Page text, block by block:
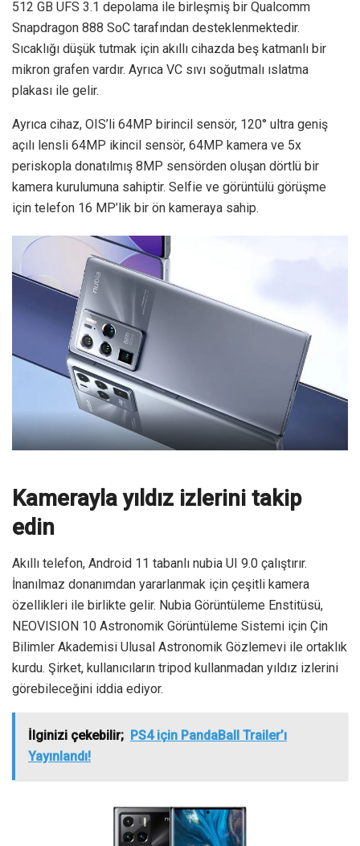
512 GB UFS 3.1 depolama ile birleşmiş bir Qualcomm
Snapdragon 888 SoC tarafından desteklenmektedir.
Sıcaklığı düşük tutmak için akıllı cihazda beş katmanlı bir
mikron grafen vardır. Ayrıca VC sıvı soğutmalı ıslatma
plakası ile gelir.
Ayrıca cihaz, OIS’li 64MP birincil sensör, 120° ultra geniş
açılı lensli 64MP ikincil sensör, 64MP kamera ve 5x
periskopla donatılmış 8MP sensörden oluşan dörtlü bir
kamera kurulumuna sahiptir. Selfie ve görüntülü görüşme
için telefon 16 MP’lik bir ön kameraya sahip.
Kamerayla yıldız izlerini takip
edin
Akıllı telefon, Android 11 tabanlı nubia UI 9.0 çalıştırır.
İnanılmaz donanımdan yararlanmak için çeşitli kamera
özellikleri ile birlikte gelir. Nubia Görüntüleme Enstitüsü,
NEOVISION 10 Astronomik Görüntüleme Sistemi için Çin
Bilimler Akademisi Ulusal Astronomik Gözlemevi ile ortaklık
kurdu. Şirket, kullanıcıların tripod kullanmadan yıldız izlerini
görebileceğini iddia ediyor.
İlginizi çekebilir; PS4 için PandaBall Trailer’ı
Yayınlandı!